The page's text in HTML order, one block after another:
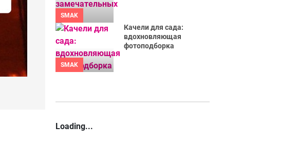
SMAK
SMAK
Качели для сада:
вдохновляющая
фотоподборка
Loading...